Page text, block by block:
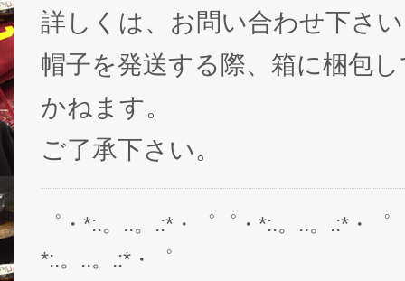
詳しくは、お問い合わせ下さ
帽子を発送する際、箱に梱包
かねます。
ご了承下さい。
゜・*:.。..。.:*・゜゜・*:.。..。.:*・
*:.。..。.:*・゜